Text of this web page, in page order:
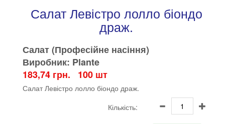
Салат Левістро лолло біондо
драж.
Салат (Професійне насіння)
Виробник: Plante
183,74 грн. 100 шт
Салат Левістро лолло біондо драж.
Кількість: